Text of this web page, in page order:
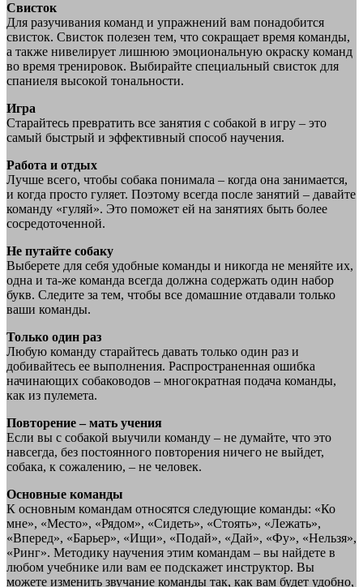
Свисток
Для разучивания команд и упражнений вам понадобится
свисток. Свисток полезен тем, что сокращает время команды,
а также нивелирует лишнюю эмоциональную окраску команд
во время тренировок. Выбирайте специальный свисток для
спаниеля высокой тональности.
Игра
Старайтесь превратить все занятия с собакой в игру – это
самый быстрый и эффективный способ научения.
Работа и отдых
Лучше всего, чтобы собака понимала – когда она занимается,
и когда просто гуляет. Поэтому всегда после занятий – давайте
команду «гуляй». Это поможет ей на занятиях быть более
сосредоточенной.
Не путайте собаку
Выберете для себя удобные команды и никогда не меняйте их,
одна и та-же команда всегда должна содержать один набор
букв. Следите за тем, чтобы все домашние отдавали только
ваши команды.
Только один раз
Любую команду старайтесь давать только один раз и
добивайтесь ее выполнения. Распространенная ошибка
начинающих собаководов – многократная подача команды,
как из пулемета.
Повторение – мать учения
Если вы с собакой выучили команду – не думайте, что это
навсегда, без постоянного повторения ничего не выйдет,
собака, к сожалению, – не человек.
Основные команды
К основным командам относятся следующие команды: «Ко
мне», «Место», «Рядом», «Сидеть», «Стоять», «Лежать»,
«Вперед», «Барьер», «Ищи», «Подай», «Дай», «Фу», «Нельзя»,
«Ринг». Методику научения этим командам – вы найдете в
любом учебнике или вам ее подскажет инструктор. Вы
можете изменить звучание команды так, как вам будет удобно,